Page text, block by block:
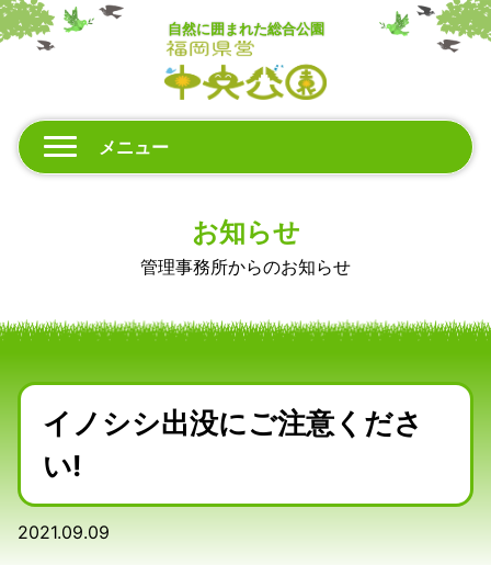
自然に囲まれた総合公園
メニュー
お知らせ
管理事務所からのお知らせ
イノシシ出没にご注意くださ
い!
2021.09.09